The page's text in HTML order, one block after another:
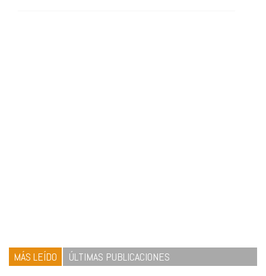
MÁS LEÍDO ÚLTIMAS PUBLICACIONES